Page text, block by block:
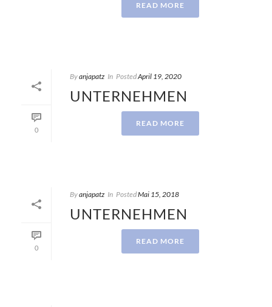
READ MORE
0
Byanjapatz In PostedApril 19, 2020
UNTERNEHMEN
READ MORE
0
Byanjapatz In PostedMai 15, 2018
UNTERNEHMEN
READ MORE